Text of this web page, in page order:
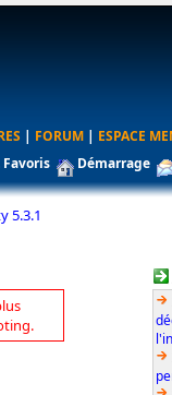
| FORUM | ESPACE
Favoris Démarrage
5.3.1